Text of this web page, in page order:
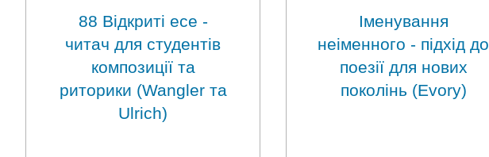
88 Відкриті есе -
читач для студентів
композиції та
риторики (Wangler та
Ulrich)
Іменування
неіменного - підхід до
поезії для нових
поколінь (Evory)